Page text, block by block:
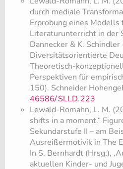
durch mediale
Erprobung eines Modells
Literaturunterricht in der
Dannecker & K. Schindler
Diversitätsorientierte
Theoretisch-
Perspektiven für
150). Schneider
46586/SLLD.223
Lewald-Romahn, L. M.
shifts in a moment.“
Sekundarstufe II – am
Ausreißermotivik in The
In S. Bernhardt (Hrsg.),
aktuellen Kinder- und